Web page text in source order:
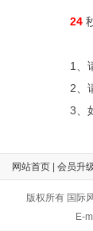
24
1、
2、
3、
网站首页| 会员升
版权所有 国际
E-